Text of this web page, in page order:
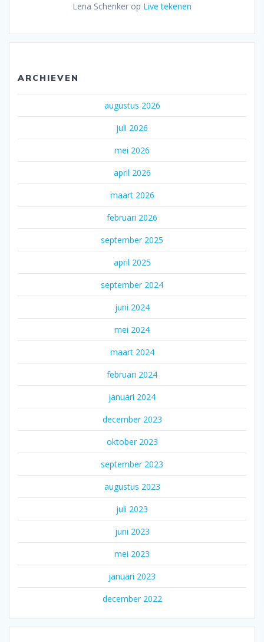
Lena Schenker op Live tekenen
ARCHIEVEN
augustus 2026
juli 2026
mei 2026
april 2026
maart 2026
februari 2026
september 2025
april 2025
september 2024
juni 2024
mei 2024
maart 2024
februari 2024
januari 2024
december 2023
oktober 2023
september 2023
augustus 2023
juli 2023
juni 2023
mei 2023
januari 2023
december 2022